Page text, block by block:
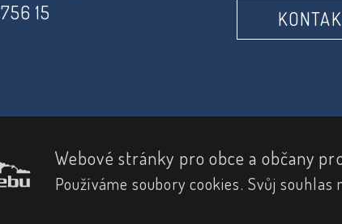
756 15
Webové stránky pro obce a občany
Používáme soubory cookies. Svůj souhlas